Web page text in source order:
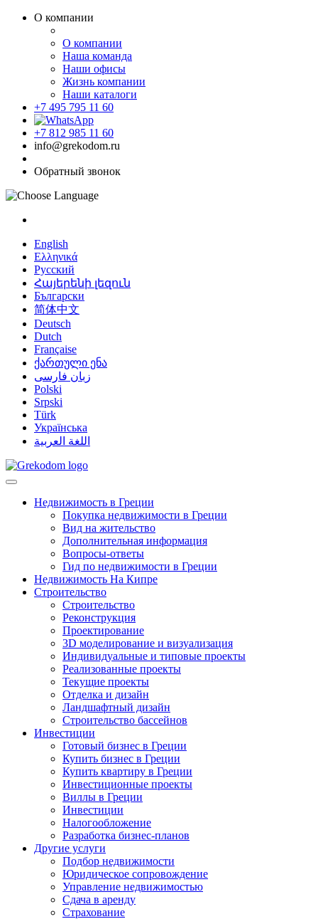
О компании
О компании
Наша команда
Наши офисы
Жизнь компании
Наши каталоги
+7 495 795 11 60
+7 812 985 11 60
info@grekodom.ru
Обратный звонок
English
Ελληνικά
Русский
Հայերենի լեզուն
Български
简体中文
Deutsch
Dutch
Française
ქართული ენა
زبان فارسی
Polski
Srpski
Türk
Українська
اللغة العربية
Недвижимость в Греции
Покупка недвижимости в Греции
Вид на жительство
Дополнительная информация
Вопросы-ответы
Гид по недвижимости в Греции
Недвижимость На Кипре
Строительство
Строительство
Реконструкция
Проектирование
3D моделирование и визуализация
Индивидуальные и типовые проекты
Реализованные проекты
Текущие проекты
Отделка и дизайн
Ландшафтный дизайн
Строительство бассейнов
Инвестиции
Готовый бизнес в Греции
Купить бизнес в Греции
Купить квартиру в Греции
Инвестиционные проекты
Виллы в Греции
Инвестиции
Налогообложение
Разработка бизнес-планов
Другие услуги
Подбор недвижимости
Юридическое сопровождение
Управление недвижимостью
Сдача в аренду
Страхование